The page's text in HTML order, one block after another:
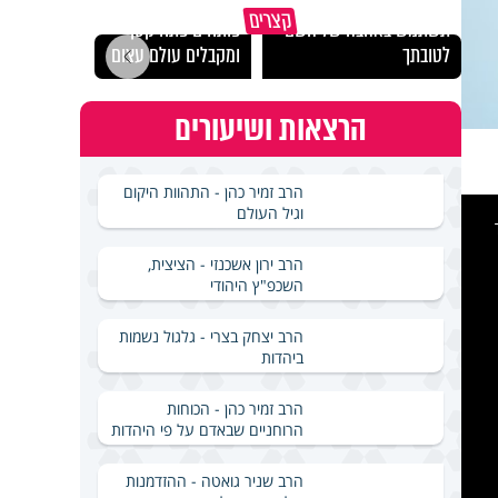
קצריםתשתמש באהבה של השם
לטובתך
פותחים פתח קטן -
ומקבלים עולם עצום
הרצאות ושיעורים
הרב זמיר כהן - התהוות היקום
וגיל העולם
הרב ירון אשכנזי - הציצית,
השכפ"ץ היהודי
הרב יצחק בצרי - גלגול נשמות
ביהדות
הרב זמיר כהן - הכוחות
הרוחניים שבאדם על פי היהדות
הרב שניר גואטה - ההזדמנות